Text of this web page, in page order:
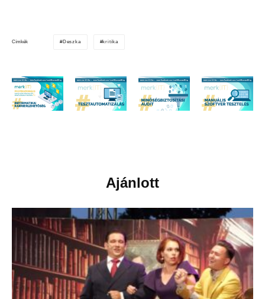
Címkék Deszka kritika
Ajánlott